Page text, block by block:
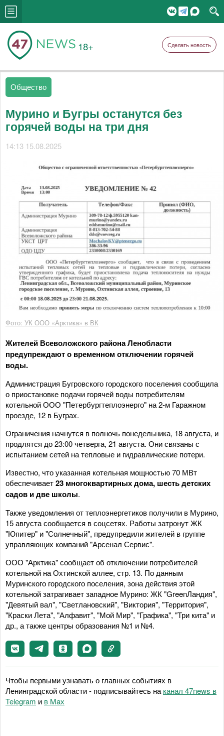
18+ Сделать новость
Общество
Мурино и Бугры останутся без
горячей воды на три дня
14:13 15.08.2025
Фото: УК ООО «Арктика» в ВК
Жителей Всеволожского района Ленобласти
предупреждают о временном отключении горячей
воды.
Администрация Бугровского городского поселения сообщила
о приостановке подачи горячей воды потребителям
котельной ООО "Петербургтеплоэнерго" на 2-м Гаражном
проезде, 12 в Буграх.
Ограничения начнутся в полночь понедельника, 18 августа, и
продлятся до 23:00 четверга, 21 августа. Они связаны с
испытанием сетей на тепловые и гидравлические потери.
Известно, что указанная котельная мощностью 70 МВт
обеспечивает23 многоквартирных дома, шесть детских
садов и две школы.
Также уведомления от теплоэнергетиков получили в Мурино,
15 августа сообщается в соцсетях. Работы затронут ЖК
"Юпитер" и "Солнечный", предупредили жителей в группе
управляющих компаний "Арсенал Сервис".
ООО "Арктика" сообщает об отключении потребителей
котельной на Охтинской аллее, стр. 13. По данным
Муринского городского поселения, зона действия этой
котельной затрагивает западное Мурино: ЖК "GreenЛандия",
"Девятый вал", "Светлановский", "Виктория", "Территория",
"Краски Лета", "Алфавит", "Мой Мир", "Графика", "Три кита" и
др., а также центры образования №1 и №4.
Чтобы первыми узнавать о главных событиях в
Ленинградской области - подписывайтесь на канал 47news в
Telegram и в Maх